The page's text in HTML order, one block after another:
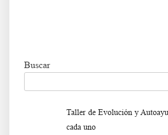
Buscar
Taller de Evolución y
cada uno